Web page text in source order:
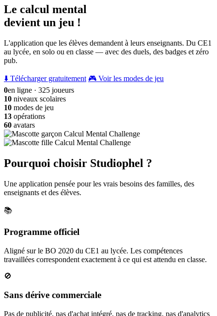
Le calcul mental
devient un jeu !
L'application que les élèves demandent à leurs enseignants. Du CE1
au lycée, en solo ou en classe — avec des duels, des badges et zéro
pub.
⬇️ Télécharger gratuitement 🎮 Voir les modes de jeu
0en ligne · 325 joueurs
10 niveaux scolaires
10 modes de jeu
13 opérations
60 avatars
Pourquoi choisir Studiophel ?
Une application pensée pour les vrais besoins des familles, des
enseignants et des élèves.
📚
Programme officiel
Aligné sur le BO 2020 du CE1 au lycée. Les compétences
travaillées correspondent exactement à ce qui est attendu en classe.
🚫
Sans dérive commerciale
Pas de publicité, pas d'achat intégré, pas de tracking, pas d'analytics